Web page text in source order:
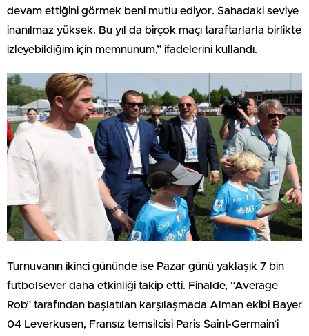
devam ettiğini görmek beni mutlu ediyor. Sahadaki seviye
inanılmaz yüksek. Bu yıl da birçok maçı taraftarlarla birlikte
izleyebildiğim için memnunum,” ifadelerini kullandı.
Turnuvanın ikinci gününde ise Pazar günü yaklaşık 7 bin
futbolsever daha etkinliği takip etti. Finalde, “Average
Rob” tarafından başlatılan karşılaşmada Alman ekibi Bayer
04 Leverkusen, Fransız temsilcisi Paris Saint-Germain’i